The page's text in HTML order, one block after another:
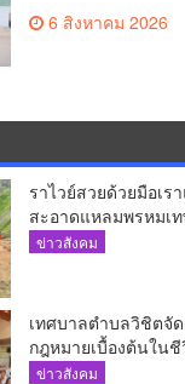
6 สิงหาคม 2026
ราไวย์สวยด้วยมือเร
สะอาดแหลมพรหมเ
เที่ยว
ข่าวสังคม
เทศบาลตำบลวิชิตจั
กฎหมายเบื้องต้นใน
เยาวชน
ข่าวสังคม